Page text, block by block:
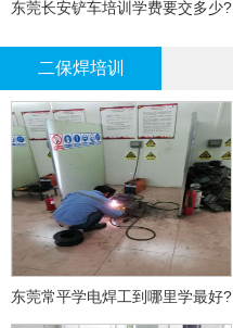
东莞长安铲车培训学费要交多少?
二保焊培训
东莞常平学电焊工到哪里学最好?